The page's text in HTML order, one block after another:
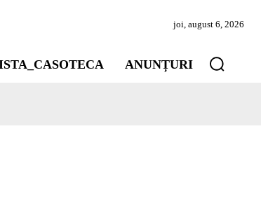
joi, august 6, 2026
ANUNȚURI